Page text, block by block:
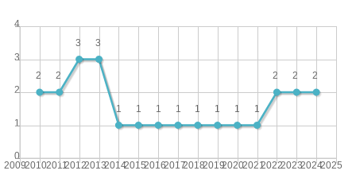
20092010201120122013201420152016201720182019202020212022202320242025
0
1
2
3
4
2
2
2
1
1
1
1
1
1
1
1
3
3
2
2